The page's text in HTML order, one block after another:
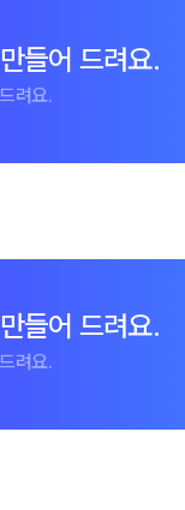
들어 드려요.
려요.
들어 드려요.
려요.